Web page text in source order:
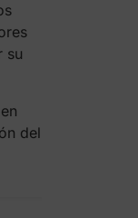
su
del